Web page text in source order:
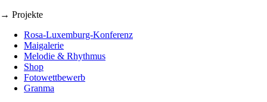
→ Projekte
Rosa-Luxemburg-Konferenz
Maigalerie
Melodie & Rhythmus
Shop
Fotowettbewerb
Granma